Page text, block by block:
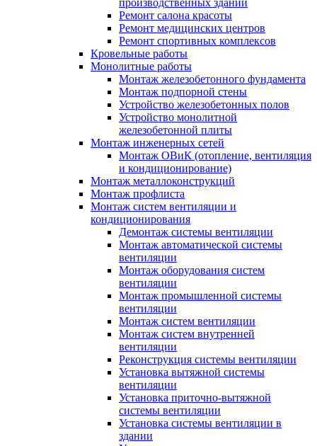
производственных зданий
Ремонт салона красоты
Ремонт медицинских центров
Ремонт спортивных комплексов
Кровельные работы
Монолитные работы
Монтаж железобетонного фундамента
Монтаж подпорной стены
Устройство железобетонных полов
Устройство монолитной
железобетонной плиты
Монтаж инженерных сетей
Монтаж ОВиК (отопление, вентиляция
и кондиционирование)
Монтаж металлоконструкций
Монтаж профлиста
Монтаж систем вентиляции и
кондиционирования
Демонтаж системы вентиляции
Монтаж автоматической системы
вентиляции
Монтаж оборудования систем
вентиляции
Монтаж промышленной системы
вентиляции
Монтаж систем вентиляции
Монтаж систем внутренней
вентиляции
Реконструкция системы вентиляции
Установка вытяжной системы
вентиляции
Установка приточно-вытяжной
системы вентиляции
Установка системы вентиляции в
здании